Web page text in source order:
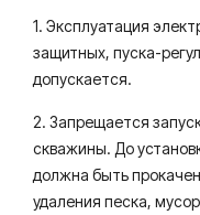
1. Эксплуатация
защитных, пуска-
допускается.
2. Запрещается
скважины. До
должна быть
удаления песка,